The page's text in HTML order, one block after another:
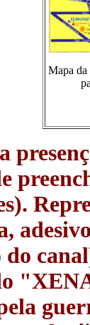
Mapa